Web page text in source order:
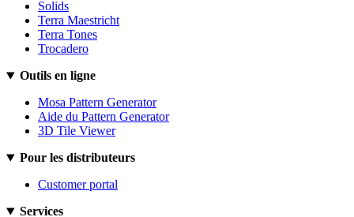
Solids
Terra Maestricht
Terra Tones
Trocadero
Outils en ligne
Mosa Pattern Generator
Aide du Pattern Generator
3D Tile Viewer
Pour les distributeurs
Customer portal
Services